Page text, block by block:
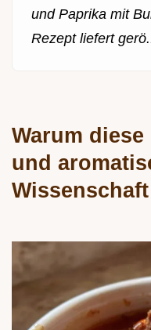
und Paprika mit
Rezept liefert
Warum
und